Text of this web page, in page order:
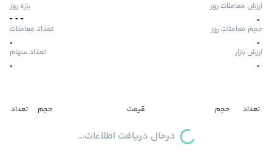
ارزش معاملات روز
-
بازه روز
-
-
-
حجم معاملات روز
-
تعداد معاملات
-
ارزش بازار
-
تعداد سهام
-
تعداد حجم قیمت حجم تعداد
درحال دریافت اطلاعات...